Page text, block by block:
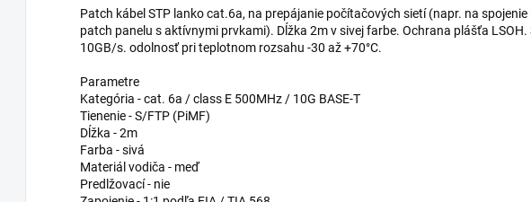
Patch kábel STP lanko cat.6a, na prepájanie počítačových sietí (napr. na
patch panelu s aktívnymi prvkami). Dĺžka 2m v sivej farbe. Ochrana plášťa
10GB/s. odolnosť pri teplotnom rozsahu -30 až +70°C.
Parametre
Kategória - cat. 6a / class E 500MHz / 10G BASE-T
Tienenie - S/FTP (PiMF)
Dĺžka - 2m
Farba - sivá
Materiál vodiča - meď
Predlžovací - nie